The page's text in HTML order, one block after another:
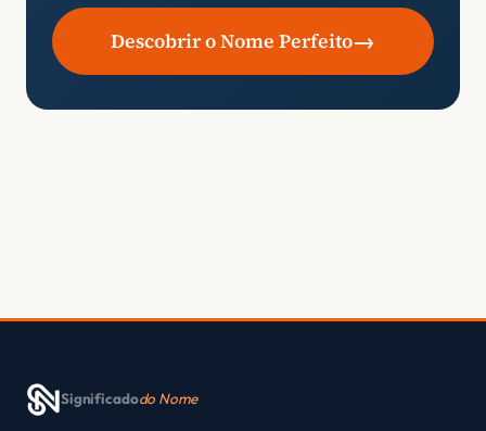
Descobrir o Nome Perfeito→
Significadodo Nome